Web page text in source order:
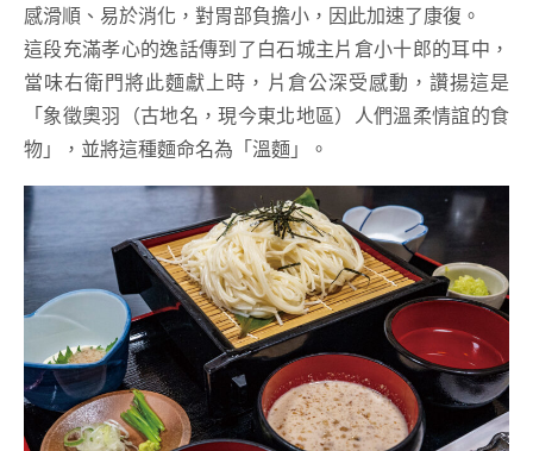
感滑順、易於消化，對胃部負擔小，因此加速了康復。
這段充滿孝心的逸話傳到了白石城主片倉小十郎的耳中，
當味右衛門將此麵獻上時，片倉公深受感動，讚揚這是
「象徵奧羽（古地名，現今東北地區）人們溫柔情誼的食
物」，並將這種麵命名為「溫麵」。